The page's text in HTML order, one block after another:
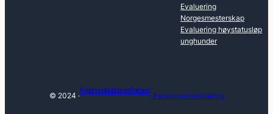
Evaluering
Norgesmesterskap
Evaluering høystatusløp
unghunder
© 2024 ·
Fuglehundklubbenes Forbund
· Personvernerklæring